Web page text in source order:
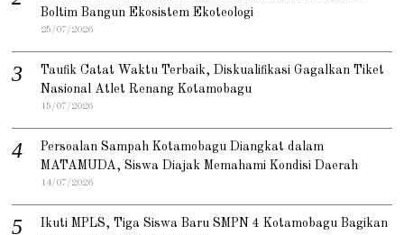
Boltim Bangun Ekosistem Ekoteologi
25/07/2026
Taufik Catat Waktu Terbaik, Diskualifikasi Gagalkan Tiket
Nasional Atlet Renang Kotamobagu
15/07/2026
Persoalan Sampah Kotamobagu Diangkat dalam
MATAMUDA, Siswa Diajak Memahami Kondisi Daerah
14/07/2026
Ikuti MPLS, Tiga Siswa Baru SMPN 4 Kotamobagu Bagikan